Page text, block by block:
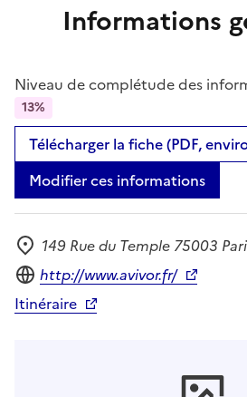
Informations
Niveau de complétude des
13%
Télécharger la fiche (PDF,
Modifier ces informations
Adresse
149 Rue du Temple 75003
Site internet
http://www.avivor.fr/
Itinéraire